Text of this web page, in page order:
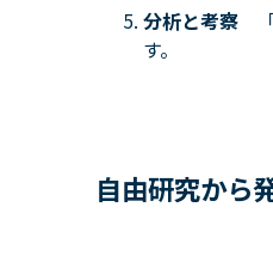
分析と考察
す。
自由研究から